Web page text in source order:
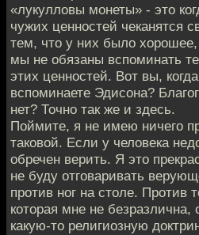
«лукулловы монеты» - это
чужих ценностей чеканятся
тем, что у них было
мы не обязаны вспоминать
этих ценностей. Вот вы,
вспоминаете Эдисона?
нет? Точно так же и здесь.
Поймите, я не имею ничего
таковой. Если у человека
обречен верить. Я это
не буду отговаривать
против ног на столе. Против
которая мне не безразлична,
какую-то религиозную